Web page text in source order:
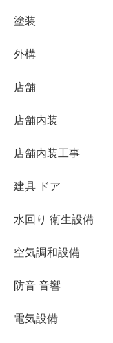
塗装
外構
店舗
店舗内装
店舗内装工事
建具 ドア
水回り 衛生設備
空気調和設備
防音 音響
電気設備